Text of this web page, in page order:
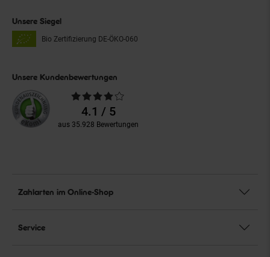
Unsere Siegel
Bio Zertifizierung DE-ÖKO-060
Unsere Kundenbewertungen
Durchschnittliche
Bewertungen4.1 / 5
aus 35.928 Bewertungen
Zahlarten im Online-Shop
Service